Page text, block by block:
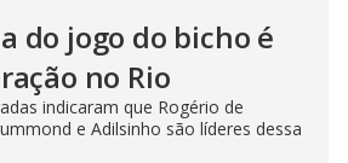
do jogo do bicho é
no Rio
indicaram que Rogério de
e Adilsinho são líderes dessa